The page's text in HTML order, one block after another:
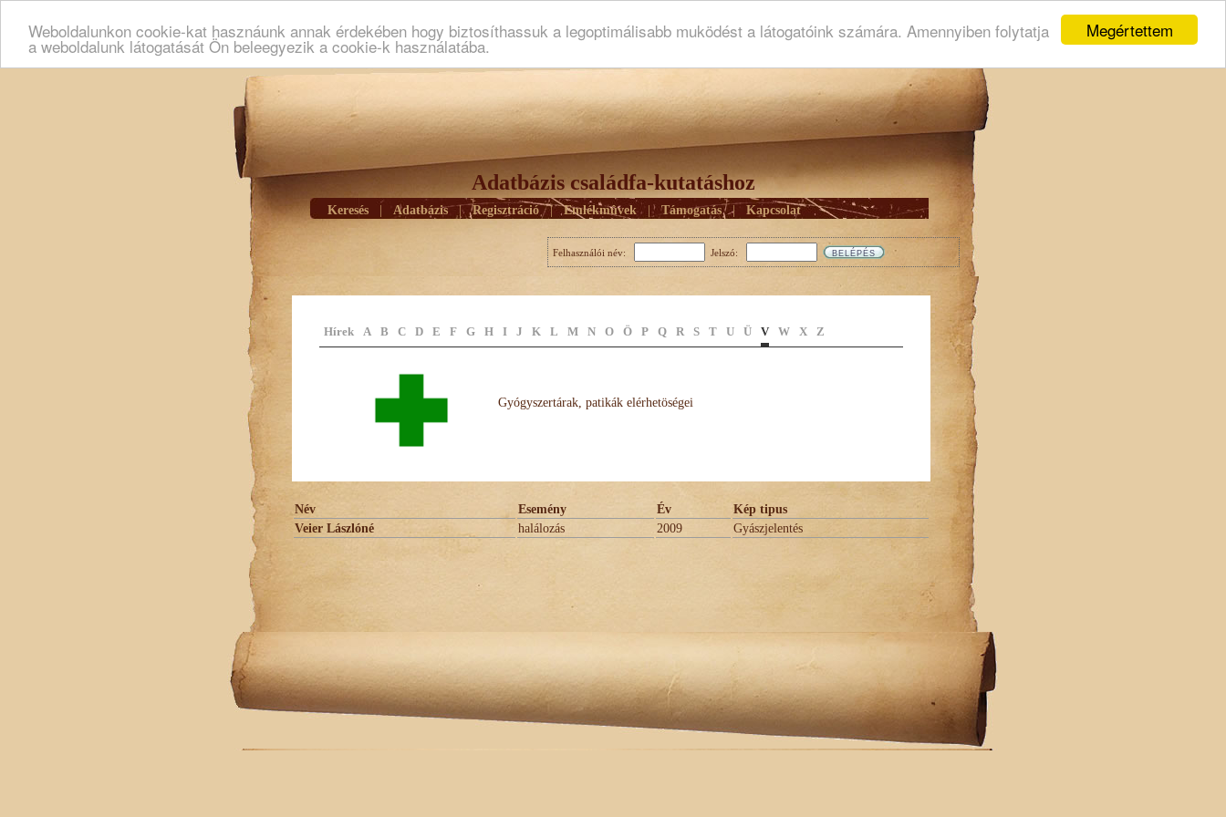
Megértettem
Weboldalunkon cookie-kat hasznáunk annak érdekében hogy biztosíthassuk a legoptimálisabb muködést a látogatóink számára. Amennyiben folytatja
a weboldalunk látogatását Ön beleegyezik a cookie-k használatába.
Adatbázis családfa-kutatáshoz
Keresés Adatbázis | Regisztráció | Emlékmûvek | Támogatás | Kapcsolat
Felhasználói név: Jelszó:
Hírek A B C D E F G H I J K L M N O Ö P Q R S T U Ü V W X Z
Gyógyszertárak, patikák elérhetöségei
Név Esemény Év
Kép tipus
Veier Lászlóné
halálozás 2009 Gyászjelentés